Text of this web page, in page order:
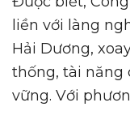
liền với làng
Hải Dương,
thống, tài năng
vững. Với